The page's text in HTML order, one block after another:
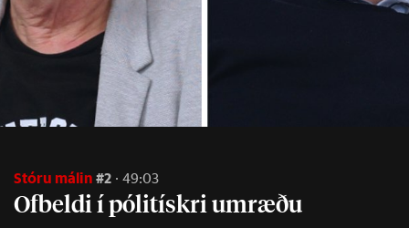
Stóru málin#2 49:03
Of­beldi í póli­tískri um­ræðu